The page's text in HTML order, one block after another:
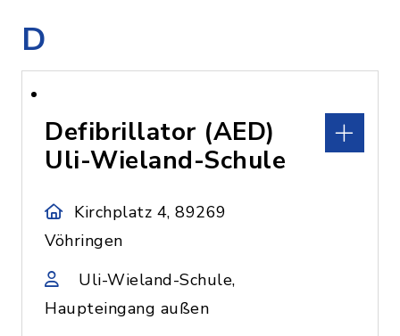
D
Defibrillator (AED)
Uli-Wieland-Schule
Kirchplatz 4, 89269
Vöhringen
Uli-Wieland-Schule,
Haupteingang außen